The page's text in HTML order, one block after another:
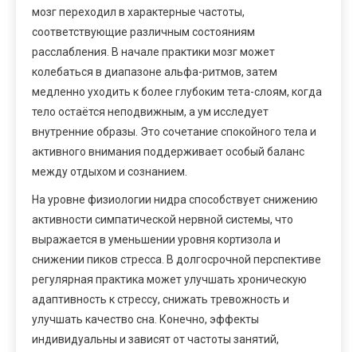
мозг переходил в характерные частоты,
соответствующие различным состояниям
расслабления. В начале практики мозг может
колебаться в диапазоне альфа-ритмов, затем
медленно уходить к более глубоким тета-слоям, когда
тело остаётся неподвижным, а ум исследует
внутренние образы. Это сочетание спокойного тела и
активного внимания поддерживает особый баланс
между отдыхом и сознанием.
На уровне физиологии нидра способствует снижению
активности симпатической нервной системы, что
выражается в уменьшении уровня кортизола и
снижении пиков стресса. В долгосрочной перспективе
регулярная практика может улучшать хроничеcкую
адаптивность к стрессу, снижать тревожность и
улучшать качество сна. Конечно, эффекты
индивидуальны и зависят от частоты занятий,